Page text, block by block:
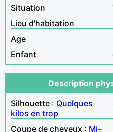
Situation
Lieu d'habitation
Age
Enfant
Description
Silhouette : Quelques
kilos en trop
Coupe de cheveux : Mi-